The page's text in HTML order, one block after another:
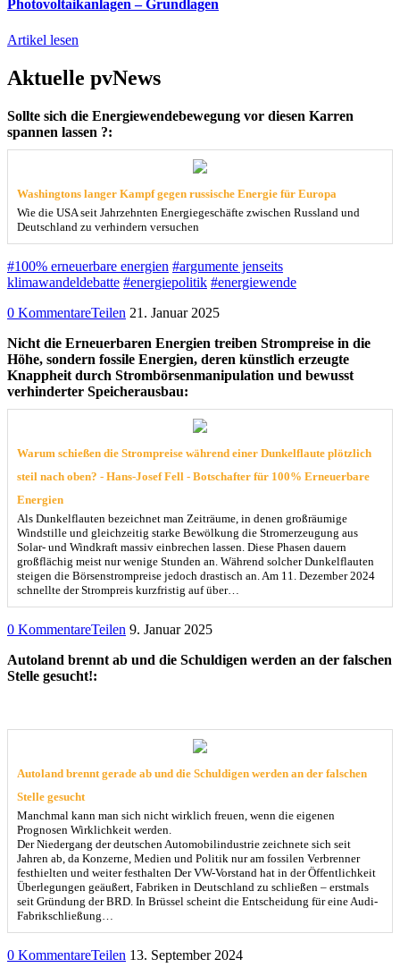
Photovoltaikanlagen – Grundlagen
Artikel lesen
Aktuelle pvNews
Sollte sich die Energiewendebewegung vor diesen Karren
spannen lassen ?:
Washingtons langer Kampf gegen russische Energie für Europa
Wie die USA seit Jahrzehnten Energiegeschäfte zwischen Russland und
Deutschland zu verhindern versuchen
#100% erneuerbare energien #argumente jenseits
klimawandeldebatte #energiepolitik #energiewende
0 KommentareTeilen 21. Januar 2025
Nicht die Erneuerbaren Energien treiben Strompreise in die
Höhe, sondern fossile Energien, deren künstlich erzeugte
Knappheit durch Strombörsenmanipulation und bewusst
verhinderter Speicherausbau:
Warum schießen die Strompreise während einer Dunkelflaute plötzlich
steil nach oben? - Hans-Josef Fell - Botschafter für 100% Erneuerbare
Energien
Als Dunkelflauten bezeichnet man Zeiträume, in denen großräumige
Windstille und gleichzeitig starke Bewölkung die Stromerzeugung aus
Solar- und Windkraft massiv einbrechen lassen. Diese Phasen dauern
großflächig meist nur wenige Stunden an. Während solcher Dunkelflauten
steigen die Börsenstrompreise jedoch drastisch an. Am 11. Dezember 2024
schnellte der Strompreis kurzfristig auf über…
0 KommentareTeilen 9. Januar 2025
Autoland brennt ab und die Schuldigen werden an der falschen
Stelle gesucht!:
Autoland brennt gerade ab und die Schuldigen werden an der falschen
Stelle gesucht
Manchmal kann man sich nicht wirklich freuen, wenn die eigenen
Prognosen Wirklichkeit werden.
Der Niedergang der deutschen Automobilindustrie zeichnete sich seit
Jahren ab, da Konzerne, Medien und Politik nur am fossilen Verbrenner
festhielten und weiter festhalten Der VW-Vorstand hat in der Öffentlichkeit
Überlegungen geäußert, Fabriken in Deutschland zu schließen – erstmals
seit Gründung der BRD. In Brüssel scheint die Entscheidung für eine Audi-
Fabrikschließung…
0 KommentareTeilen 13. September 2024